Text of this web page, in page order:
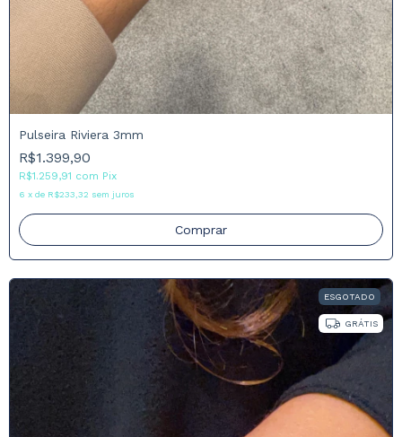
Pulseira Riviera 3mm
R$1.399,90
R$1.259,91 com Pix
6 x de R$233,32 sem juros
Comprar
ESGOTADO
GRÁTIS